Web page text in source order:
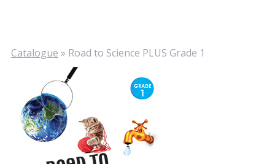
Catalogue » Road to Science PLUS Grade 1